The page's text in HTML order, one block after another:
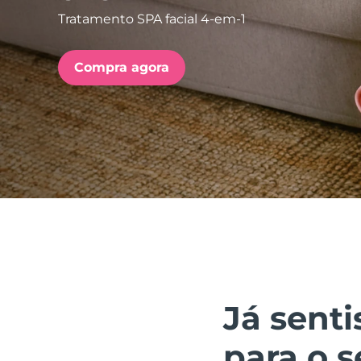
Tratamento SPA facial 4-em-1
Compra agora
Já
issa™ Teeth Whitening Set
FAQ™ Dual LED Panel
POPULAR